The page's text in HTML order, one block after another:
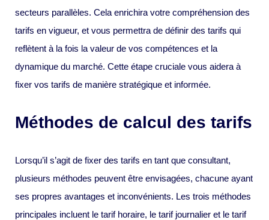
secteurs parallèles. Cela enrichira votre compréhension des
tarifs en vigueur, et vous permettra de définir des tarifs qui
reflètent à la fois la valeur de vos compétences et la
dynamique du marché. Cette étape cruciale vous aidera à
fixer vos tarifs de manière stratégique et informée.
Méthodes de calcul des tarifs
Lorsqu’il s’agit de fixer des tarifs en tant que consultant,
plusieurs méthodes peuvent être envisagées, chacune ayant
ses propres avantages et inconvénients. Les trois méthodes
principales incluent le tarif horaire, le tarif journalier et le tarif